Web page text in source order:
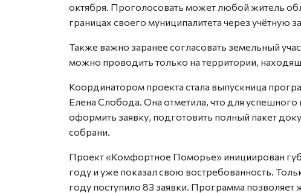
октября. Проголосовать может любой житель
границах своего муниципалитета через учётную
Также важно заранее согласовать земельный
можно проводить только на территории,
Координатором проекта стала выпускница
Елена Слобода. Она отметила, что для
оформить заявку, подготовить полный пакет
собрани.
Проект «Комфортное Поморье» инициирован
году и уже показал свою востребованность.
году поступило 83 заявки. Программа позволяет